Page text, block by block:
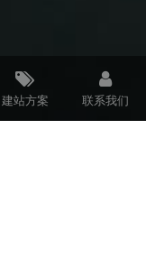
建站方案 联系我们